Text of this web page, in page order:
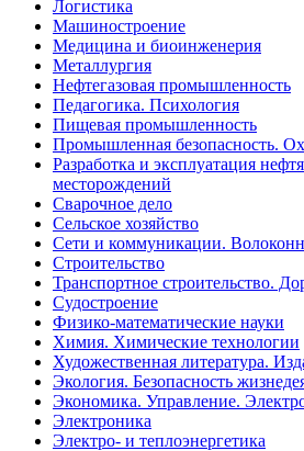
Логистика
Машиностроение
Медицина и биоинженерия
Металлургия
Нефтегазовая промышленность
Педагогика. Психология
Пищевая промышленность
Промышленная безопасность.
Разработка и эксплуатация
месторождений
Сварочное дело
Сельское хозяйство
Сети и коммуникации.
Строительство
Транспортное строительство.
Судостроение
Физико-математические науки
Химия. Химические технологии
Художественная литература.
Экология. Безопасность
Экономика. Управление.
Электроника
Электро- и теплоэнергетика